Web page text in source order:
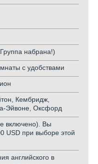
набрана!)
с удобствами
Кембридж,
Эйвоне, Оксфорд
включено). Вы
USD при выборе этой
английского в